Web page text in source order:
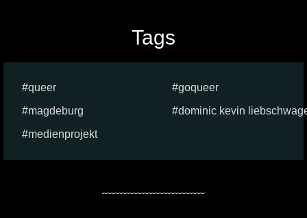
Tags
queer
goqueer
magdeburg
dominic kevin
medienprojekt